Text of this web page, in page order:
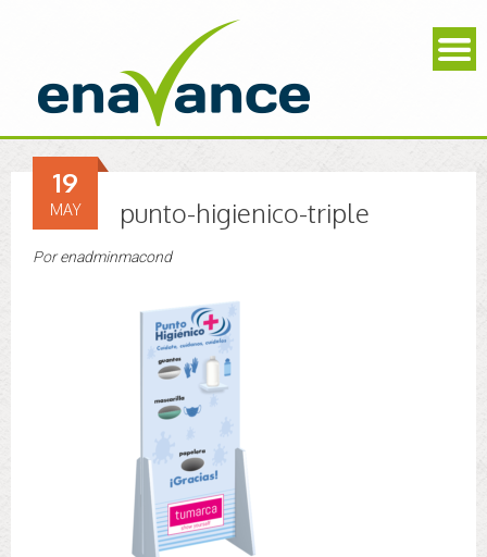
punto-higienico-triple
19
MAY
Porenadminmacond